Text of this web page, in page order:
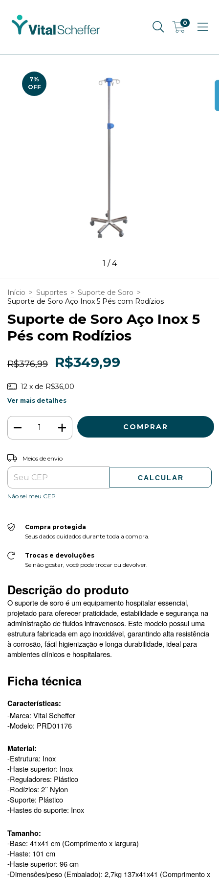
0
7%
OFF
1 /4
Início > Suportes > Suporte de Soro >
Suporte de Soro Aço Inox 5 Pés com Rodízios
Suporte de Soro Aço Inox 5
Pés com Rodízios
R$376,99 R$349,99
12 x de R$36,00
Ver mais detalhes
Entregas para o CEP:
Meios de envio
CALCULAR
Não sei meu CEP
Compra protegida
Seus dados cuidados durante toda a compra.
Trocas e devoluções
Se não gostar, você pode trocar ou devolver.
Descrição do produto
O suporte de soro é um equipamento hospitalar essencial,
projetado para oferecer praticidade, estabilidade e segurança na
administração de fluidos intravenosos. Este modelo possui uma
estrutura fabricada em aço inoxidável, garantindo alta resistência
à corrosão, fácil higienização e longa durabilidade, ideal para
ambientes clínicos e hospitalares.
Ficha técnica
Características:
-Marca: Vital Scheffer
-Modelo: PRD01176
Material:
-Estrutura: Inox
-Haste superior: Inox
-Reguladores: Plástico
-Rodízios: 2’’ Nylon
-Suporte: Plástico
-Hastes do suporte: Inox
Tamanho:
-Base: 41x41 cm (Comprimento x largura)
-Haste: 101 cm
-Haste superior: 96 cm
-Dimensôes/peso (Embalado): 2,7kg 137x41x41 (Comprimento x